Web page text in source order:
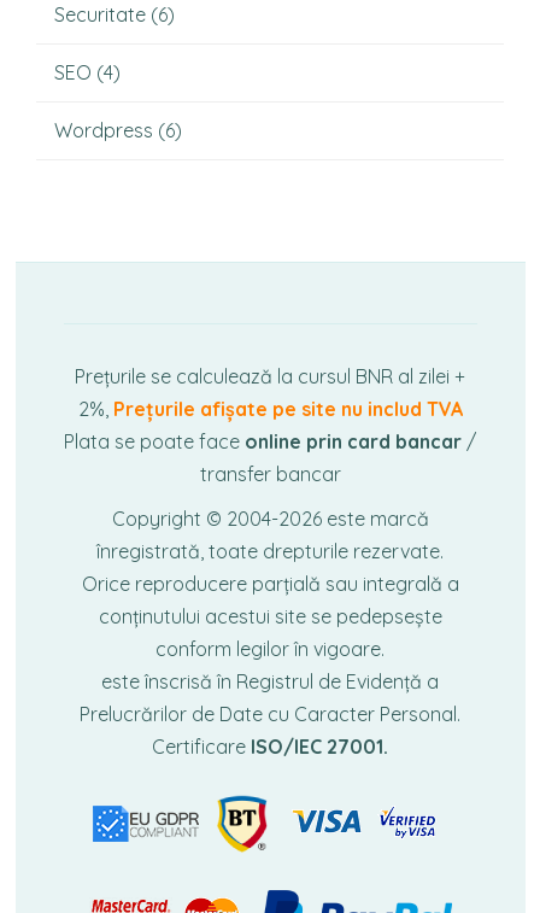
Securitate (6)
SEO (4)
Wordpress (6)
Prețurile se calculează la cursul BNR al zilei +
2%, Prețurile afișate pe site nu includ TVA
Plata se poate face online prin card bancar /
transfer bancar
Copyright © 2004-2026 este marcă
înregistrată, toate drepturile rezervate.
Orice reproducere parțială sau integrală a
conținutului acestui site se pedepsește
conform legilor în vigoare.
este înscrisă în Registrul de Evidență a
Prelucrărilor de Date cu Caracter Personal.
Certificare ISO/IEC 27001.